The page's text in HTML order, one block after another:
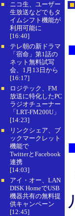
■
ニコ生、ユーザー
生放送などでもタ
イムシフト機能が
利用可能に
[16:40]
■
テレ朝の新ドラマ
「宿命」第1話の
ネット無料試写
会、1月13日から
[16:17]
■
ロジテック、FM
放送に特化したPC
ラジオチューナー
「LRT-FM200U」
[14:23]
■
リンクシェア、ブ
ックマークレット
機能で
TwitterとFacebook
連携
[14:03]
■
アイ・オー、LAN
DISK HomeでUSB
機器共有の無料提
供キャンペーン
[12:45]